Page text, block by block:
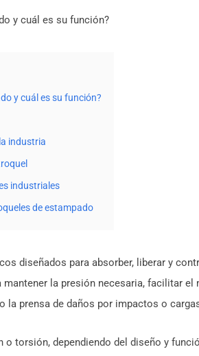
y cuál es su función?
y cuál es su función?
industria
industriales
de estampado
diseñados para absorber, liberar y
la presión necesaria, facilitar el
prensa de daños por impactos o
torsión, dependiendo del diseño y